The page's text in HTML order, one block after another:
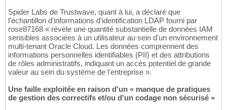
Spider Labs de Trustwave, quant à lui, a déclaré que
l'échantillon d'informations d'identification LDAP fourni par
rose87168 « révèle une quantité substantielle de données IAM
sensibles associées à un utilisateur au sein d'un environnement
multi-tenant Oracle Cloud. Les données comprennent des
informations personnelles identifiables (PII) et des attributions
de rôles administratifs, indiquant un accès potentiel de grande
valeur au sein du système de l'entreprise ».
Une faille exploitée en raison d'un « manque de pratiques
de gestion des correctifs et/ou d'un codage non sécurisé »